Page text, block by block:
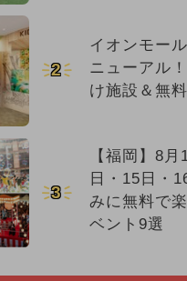
2
イオンモー
ニューアル
け施設＆無
3
【福岡】8
日・15日・
みに無料で
ベント9選